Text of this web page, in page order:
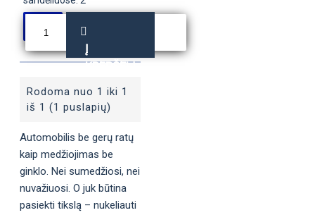
Į
KREPŠELĮ
Rodoma nuo 1 iki 1
iš 1 (1 puslapių)
Automobilis be gerų ratų
kaip medžiojimas be
ginklo. Nei sumedžiosi, nei
nuvažiuosi. O juk būtina
pasiekti tikslą – nukeliauti